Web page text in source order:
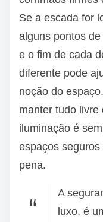
Se a escada for
alguns pontos
e o fim de cada
diferente pode
noção do
manter tudo livre
iluminação é
espaços
pena.
A
luxo, é